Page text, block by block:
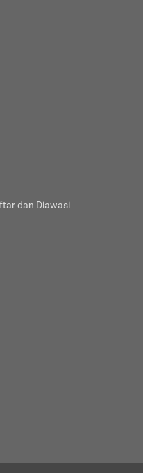
dan Diawasi